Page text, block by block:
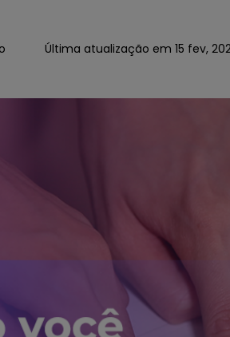
Última atualização em 15 fev,